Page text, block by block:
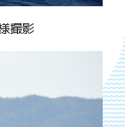
撮影